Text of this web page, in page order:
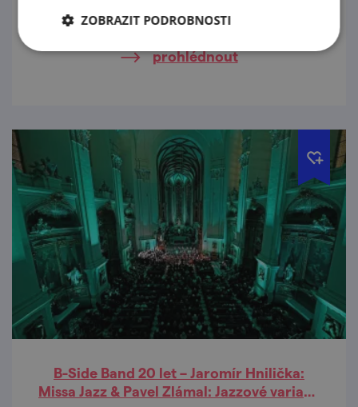
Moravském náměstí vyústilo do společného
prohlédnout
B-Side Band 20 let – Jaromír Hnilička:
Missa Jazz & Pavel Zlámal: Jazzové variace
ZOBRAZIT PODROBNOSTI